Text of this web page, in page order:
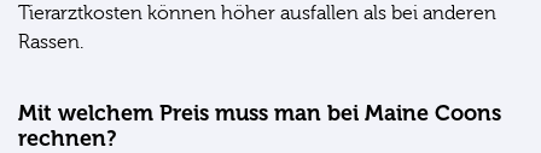
Tierarztkosten können höher ausfallen als bei anderen
Rassen.
Mit welchem Preis muss man bei Maine Coons
rechnen?